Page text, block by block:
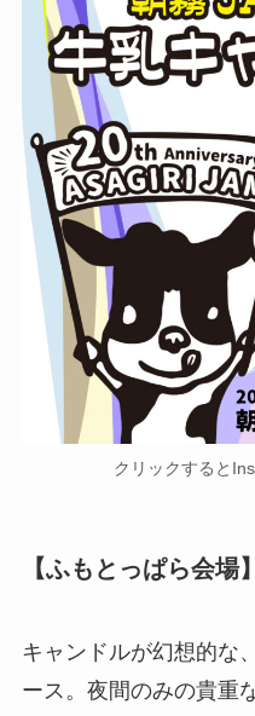
クリックすると
【ふもとっぱら会場
キャンドルが幻想的な
ース。夜間のみの貴重